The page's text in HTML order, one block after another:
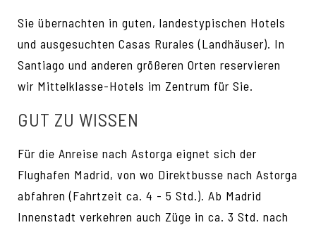
Sie übernachten in guten, landestypischen Hotels
und ausgesuchten Casas Rurales (Landhäuser). In
Santiago und anderen größeren Orten reservieren
wir Mittelklasse-Hotels im Zentrum für Sie.
GUT ZU WISSEN
Für die Anreise nach Astorga eignet sich der
Flughafen Madrid, von wo Direktbusse nach Astorga
abfahren (Fahrtzeit ca. 4 - 5 Std.). Ab Madrid
Innenstadt verkehren auch Züge in ca. 3 Std. nach